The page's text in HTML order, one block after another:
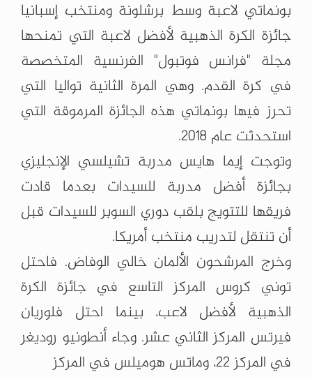
بونماتي لاعبة وسط برشلونة ومنتخب إسبانيا
جائزة الكرة الذهبية لأفضل لاعبة التي تمنحها
مجلة "فرانس فوتبول" الفرنسية المتخصصة
في كرة القدم. وهي المرة الثانية تواليا التي
تحرز فيها بونماتي هذه الجائزة المرموقة التي
استحدثت عام 2018.
وتوجت إيما هايس مدربة تشيلسي الإنجليزي
بجائزة أفضل مدربة للسيدات بعدما قادت
فريقها للتتويج بلقب دوري السوبر للسيدات قبل
أن تنتقل لتدريب منتخب أمريكا.
وخرج المرشحون الألمان خالي الوفاض. فاحتل
توني كروس المركز التاسع في جائزة الكرة
الذهبية لأفضل لاعب، بينما احتل فلوريان
فيرتس المركز الثاني عشر. وجاء أنطونيو روديغر
في المركز 22، وماتس هوميلس في المركز